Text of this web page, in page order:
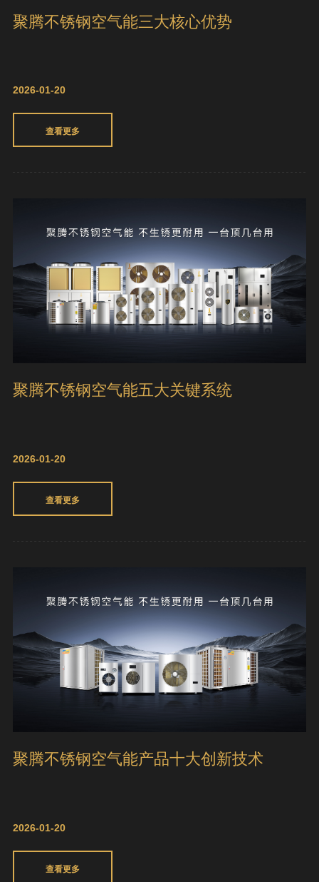
聚腾不锈钢空气能三大核心优势
2026-01-20
查看更多
聚腾不锈钢空气能五大关键系统
2026-01-20
查看更多
聚腾不锈钢空气能产品十大创新技术
2026-01-20
查看更多